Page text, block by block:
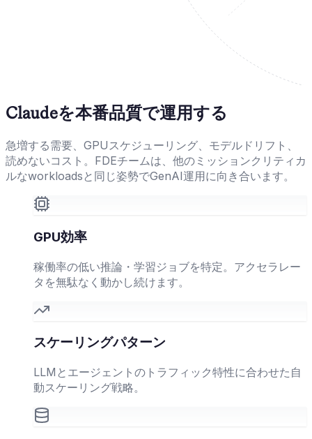
Claudeを本番品質で運用する
急増する需要、GPUスケジューリング、モデルドリフト、
読めないコスト。FDEチームは、他のミッションクリティカ
ルなworkloadsと同じ姿勢でGenAI運用に向き合います。
GPU効率
稼働率の低い推論・学習ジョブを特定。アクセラレー
タを無駄なく動かし続けます。
スケーリングパターン
LLMとエージェントのトラフィック特性に合わせた自
動スケーリング戦略。